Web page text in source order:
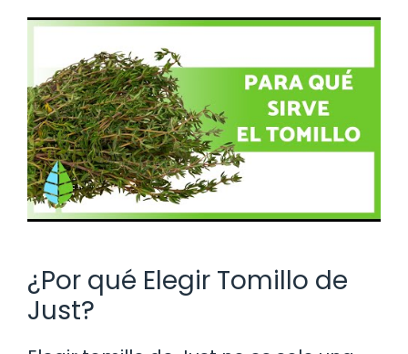
¿Por qué Elegir Tomillo de
Just?